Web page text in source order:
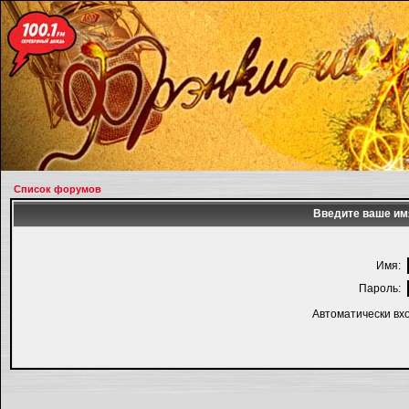
Список форумов
Введите ваше
Имя:
Пароль:
Автоматически